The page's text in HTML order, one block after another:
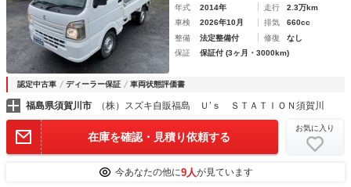
年式 2014年 走行
2.3万km
車検
2026年10月 排気
660cc
整備
法定整備付 修復
なし
保証
保証付 (3ヶ月・3000km)
認定中古車 ディーラー保証 車両状態評価書
福島県須賀川市 （株）スズキ自販福島 Ｕ’ｓ ＳＴＡＴＩＯＮ須賀川
在庫を確認・見積り依頼する
お気に入り
今あなたの他に9人が見ています